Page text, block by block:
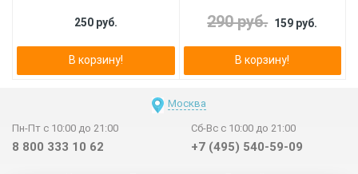
250 руб.
В корзину!
290 руб. 159 руб.
В корзину!
Москва
Пн-Пт с 10:00 до 21:00
8 800 333 10 62
Сб-Вс с 10:00 до 21:00
+7 (495) 540-59-09